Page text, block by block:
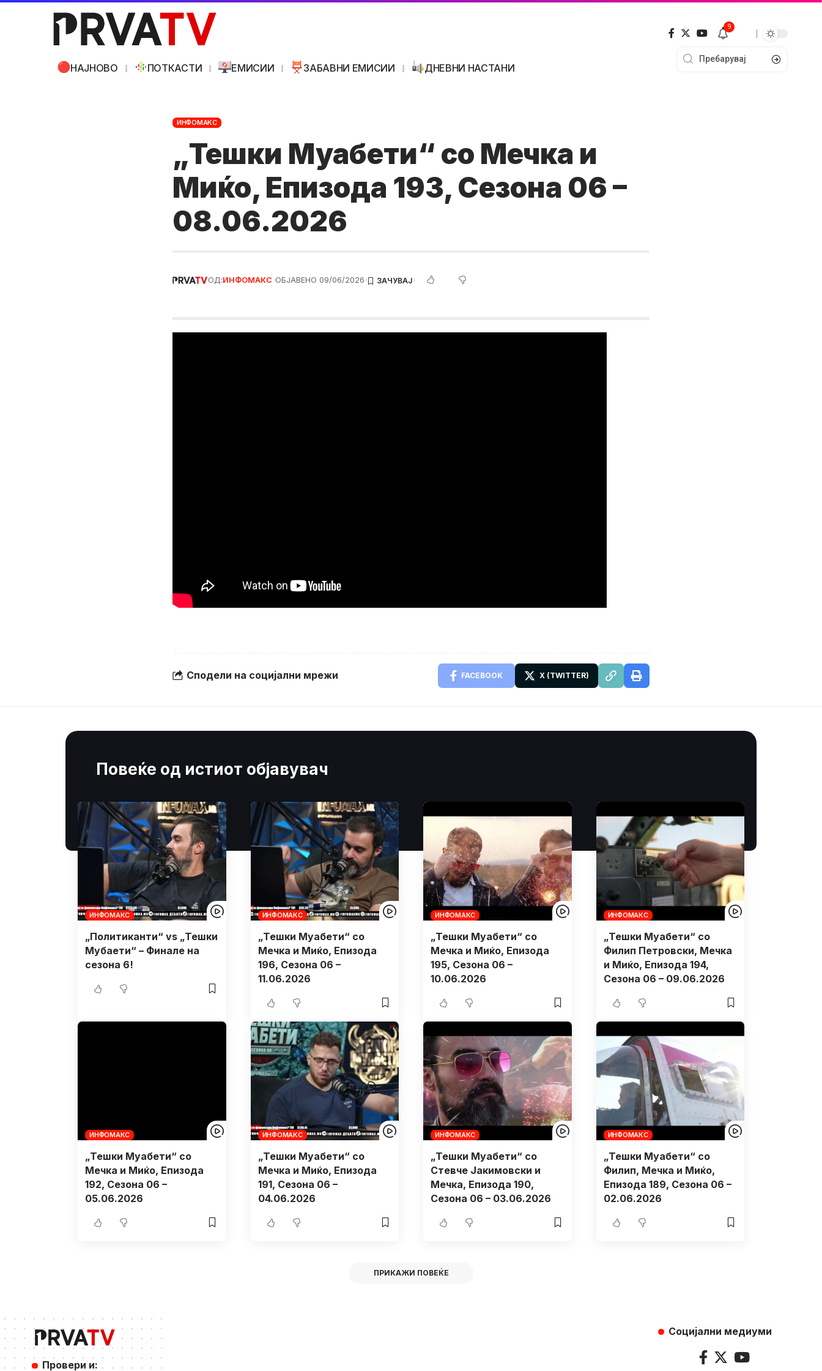
НАЈНОВО ПОТКАСТИ ЕМИСИИ ЗАБАВНИ ЕМИСИИ ДНЕВНИ НАСТАНИ
9
ИНФОМАКС
„Тешки Муабети“ со Мечка и
Миќо, Eпизода 193, Сезона 06 –
08.06.2026
ОД:ИНФОМАКС ОБЈАВЕНО 09/06/2026
Сподели на социјални мрежи FACEBOOK X (TWITTER)
Повеќе од истиот објавувач
ИНФОМАКС
„Политиканти“ vs „Тешки
Мубаети“ – Финале на
сезона 6!
ИНФОМАКС
„Тешки Муабети“ со
Мечка и Миќо, Eпизода
196, Сезона 06 –
11.06.2026
ИНФОМАКС
„Тешки Муабети“ со
Мечка и Миќо, Eпизода
195, Сезона 06 –
10.06.2026
ИНФОМАКС
„Тешки Муабети“ со
Филип Петровски, Мечка
и Миќо, Eпизода 194,
Сезона 06 – 09.06.2026
ИНФОМАКС
„Тешки Муабети“ со
Мечка и Миќо, Eпизода
192, Сезона 06 –
05.06.2026
ИНФОМАКС
„Тешки Муабети“ со
Мечка и Миќо, Eпизода
191, Сезона 06 –
04.06.2026
ИНФОМАКС
„Тешки Муабети“ со
Стевче Јакимовски и
Мечка, Eпизода 190,
Сезона 06 – 03.06.2026
ИНФОМАКС
„Тешки Муабети“ со
Филип, Мечка и Миќо,
Eпизода 189, Сезона 06 –
02.06.2026
ПРИКАЖИ ПОВЕЌЕ
Провери и:
Социјални медиуми